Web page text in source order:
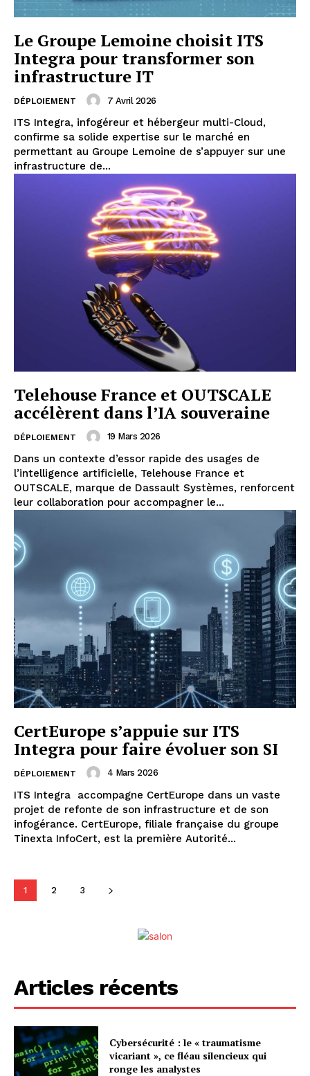
Le Groupe Lemoine choisit ITS
Integra pour transformer son
infrastructure IT
DÉPLOIEMENT 7 Avril 2026
ITS Integra, infogéreur et hébergeur multi-Cloud,
confirme sa solide expertise sur le marché en
permettant au Groupe Lemoine de s’appuyer sur une
infrastructure de...
Telehouse France et OUTSCALE
accélèrent dans l’IA souveraine
DÉPLOIEMENT 19 Mars 2026
Dans un contexte d’essor rapide des usages de
l’intelligence artificielle, Telehouse France et
OUTSCALE, marque de Dassault Systèmes, renforcent
leur collaboration pour accompagner le...
CertEurope s’appuie sur ITS
Integra pour faire évoluer son SI
DÉPLOIEMENT 4 Mars 2026
ITS Integra accompagne CertEurope dans un vaste
projet de refonte de son infrastructure et de son
infogérance. CertEurope, filiale française du groupe
Tinexta InfoCert, est la première Autorité...
1 2 3
Articles récents
Cybersécurité : le « traumatisme
vicariant », ce fléau silencieux qui
ronge les analystes